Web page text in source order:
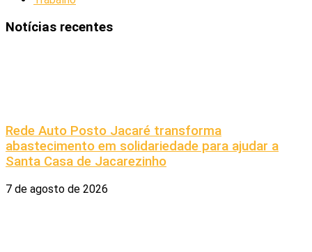
Notícias recentes
Rede Auto Posto Jacaré transforma
abastecimento em solidariedade para ajudar a
Santa Casa de Jacarezinho
7 de agosto de 2026